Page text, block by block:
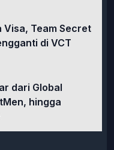
Visa, Team Secret
di VCT
dari Global
hingga